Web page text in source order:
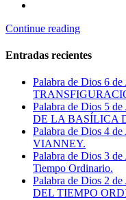
Continue reading
Entradas recientes
Palabra de Dios 6
Palabra de Dios 5
DE LA BASÍLICA
Palabra de Dios 4
VIANNEY.
Palabra de Dios 3
Tiempo Ordinario.
Palabra de Dios 2
DEL TIEMPO